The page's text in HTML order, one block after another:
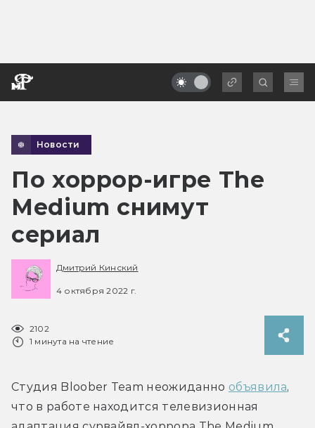
Новости
По хоррор-игре The
Medium снимут
сериал
Дмитрий Кинский
4 октября 2022 г.
2102
1 минута на чтение
Студия Bloober Team неожиданно объявила,
что в работе находится телевизионная